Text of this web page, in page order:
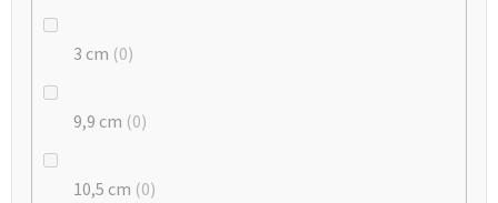
3 cm 0
9,9 cm 0
10,5 cm 0